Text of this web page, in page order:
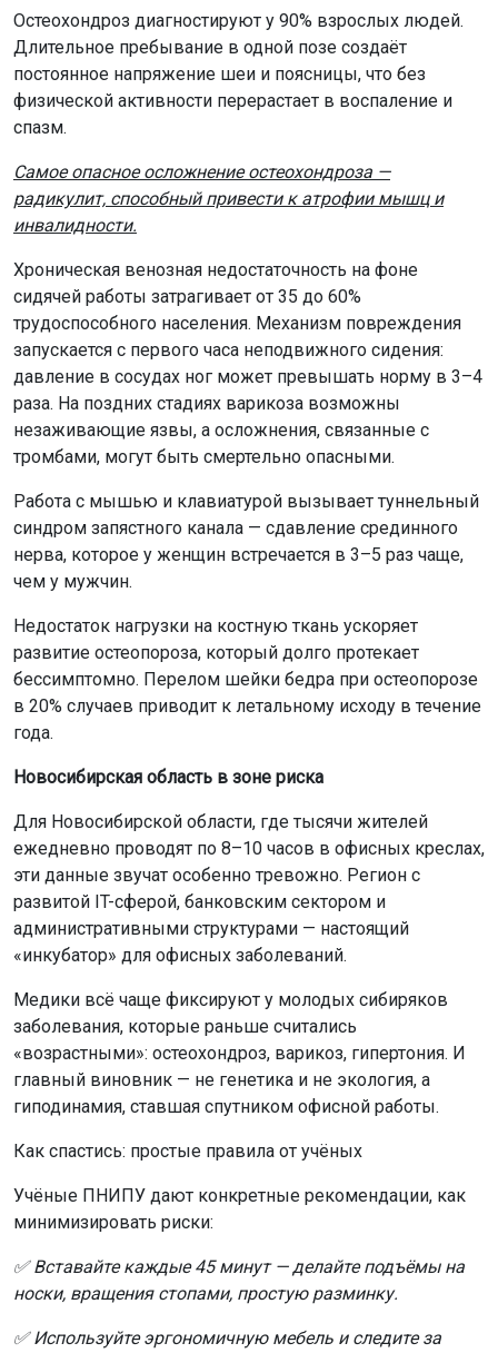
Остеохондроз диагностируют у 90% взрослых людей.
Длительное пребывание в одной позе создаёт
постоянное напряжение шеи и поясницы, что без
физической активности перерастает в воспаление и
спазм.
Самое опасное осложнение остеохондроза —
радикулит, способный привести к атрофии мышц и
инвалидности.
Хроническая венозная недостаточность на фоне
сидячей работы затрагивает от 35 до 60%
трудоспособного населения. Механизм повреждения
запускается с первого часа неподвижного сидения:
давление в сосудах ног может превышать норму в 3–4
раза. На поздних стадиях варикоза возможны
незаживающие язвы, а осложнения, связанные с
тромбами, могут быть смертельно опасными.
Работа с мышью и клавиатурой вызывает туннельный
синдром запястного канала — сдавление срединного
нерва, которое у женщин встречается в 3–5 раз чаще,
чем у мужчин.
Недостаток нагрузки на костную ткань ускоряет
развитие остеопороза, который долго протекает
бессимптомно. Перелом шейки бедра при остеопорозе
в 20% случаев приводит к летальному исходу в течение
года.
Новосибирская область в зоне риска
Для Новосибирской области, где тысячи жителей
ежедневно проводят по 8–10 часов в офисных креслах,
эти данные звучат особенно тревожно. Регион с
развитой IT-сферой, банковским сектором и
административными структурами — настоящий
«инкубатор» для офисных заболеваний.
Медики всё чаще фиксируют у молодых сибиряков
заболевания, которые раньше считались
«возрастными»: остеохондроз, варикоз, гипертония. И
главный виновник — не генетика и не экология, а
гиподинамия, ставшая спутником офисной работы.
Как спастись: простые правила от учёных
Учёные ПНИПУ дают конкретные рекомендации, как
минимизировать риски:
✅ Вставайте каждые 45 минут — делайте подъёмы на
носки, вращения стопами, простую разминку.
✅ Используйте эргономичную мебель и следите за